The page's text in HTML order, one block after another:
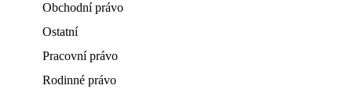
Obchodní právo
Ostatní
Pracovní právo
Rodinné právo